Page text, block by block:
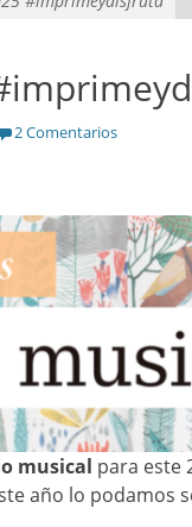
2 Comentarios
musical para este
año lo podamos